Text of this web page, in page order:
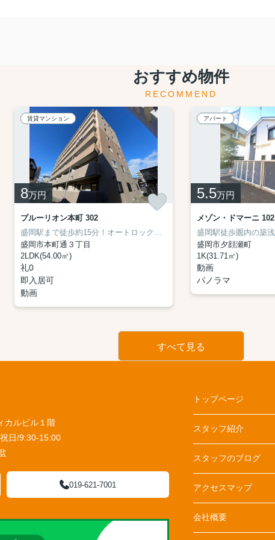
おすすめ物件
RECOMMEND
賃貸マンション
8万円
プルーリオン本町 302
盛岡駅まで徒歩約15分！オートロック付きマンションです♪
盛岡市本町通３丁目
2LDK(54.00㎡)
礼0
即入居可
動画
アパート
5.5万円
メゾン・ドマーニ 102
盛岡市夕顔瀬町
1K(31.71㎡)
動画
パノラマ
すべて見る
カルビル１階
日/9:30-15:00
019-621-7001
トップページ
スタッフ紹介
スタッフのブログ
アクセスマップ
会社概要